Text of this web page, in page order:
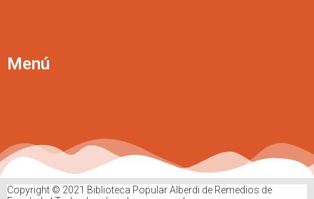
Menú
Copyright © 2021 Biblioteca Popular Alberdi de Remedios de